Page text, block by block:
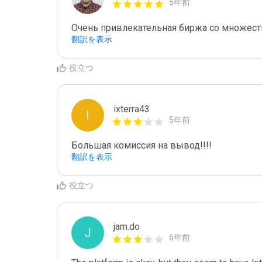
5年前
Очень привлекательная биржа со
翻訳を表示
役立つ
I ixterra43
5年前
Большая комиссия на вывод!!!!
翻訳を表示
役立つ
J jam.do
6年前